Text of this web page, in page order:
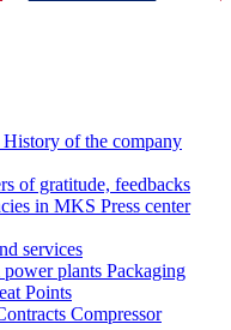
History of the company
of gratitude, feedbacks
in MKS Press center
services
power plants Packaging
Points
Compressor